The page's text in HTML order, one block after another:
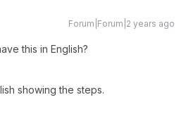
Forum|Forum|2 years ago
this in English?
showing the steps.